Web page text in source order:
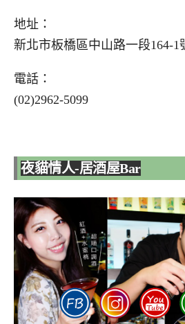
地址：
新北市板橋區中山路一段164-1
電話：
(02)2962-5099
夜貓情人-居酒屋Bar